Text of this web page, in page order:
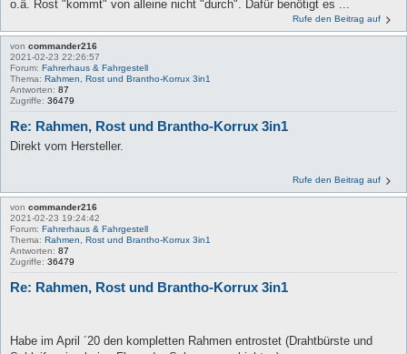
o.ä. Rost "kommt" von alleine nicht "durch". Dafür benötigt es ...
Rufe den Beitrag auf
von commander216
2021-02-23 22:26:57
Forum: Fahrerhaus & Fahrgestell
Thema: Rahmen, Rost und Brantho-Korrux 3in1
Antworten: 87
Zugriffe: 36479
Re: Rahmen, Rost und Brantho-Korrux 3in1
Direkt vom Hersteller.
Rufe den Beitrag auf
von commander216
2021-02-23 19:24:42
Forum: Fahrerhaus & Fahrgestell
Thema: Rahmen, Rost und Brantho-Korrux 3in1
Antworten: 87
Zugriffe: 36479
Re: Rahmen, Rost und Brantho-Korrux 3in1
Habe im April ´20 den kompletten Rahmen entrostet (Drahtbürste und